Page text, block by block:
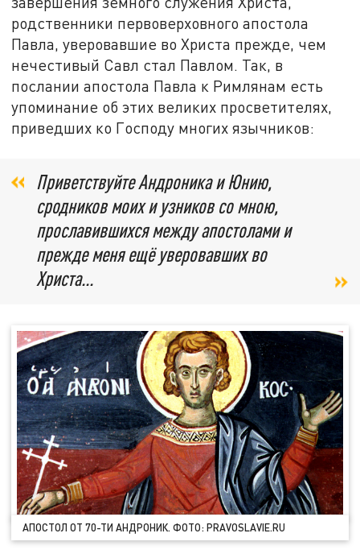
родственники первоверховного апостола
Павла, уверовавшие во Христа прежде, чем
нечестивый Савл стал Павлом. Так, в
послании апостола Павла к Римлянам есть
упоминание об этих великих просветителях,
приведших ко Господу многих язычников:
Приветствуйте Андроника и Юнию,
сродников моих и узников со мною,
прославившихся между апостолами и
прежде меня ещё уверовавших во
Христа...
АПОСТОЛ ОТ 70-ТИ АНДРОНИК. ФОТО: PRAVOSLAVIE.RU